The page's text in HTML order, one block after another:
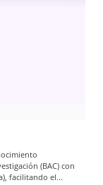
(BAC) con
facilitando el...